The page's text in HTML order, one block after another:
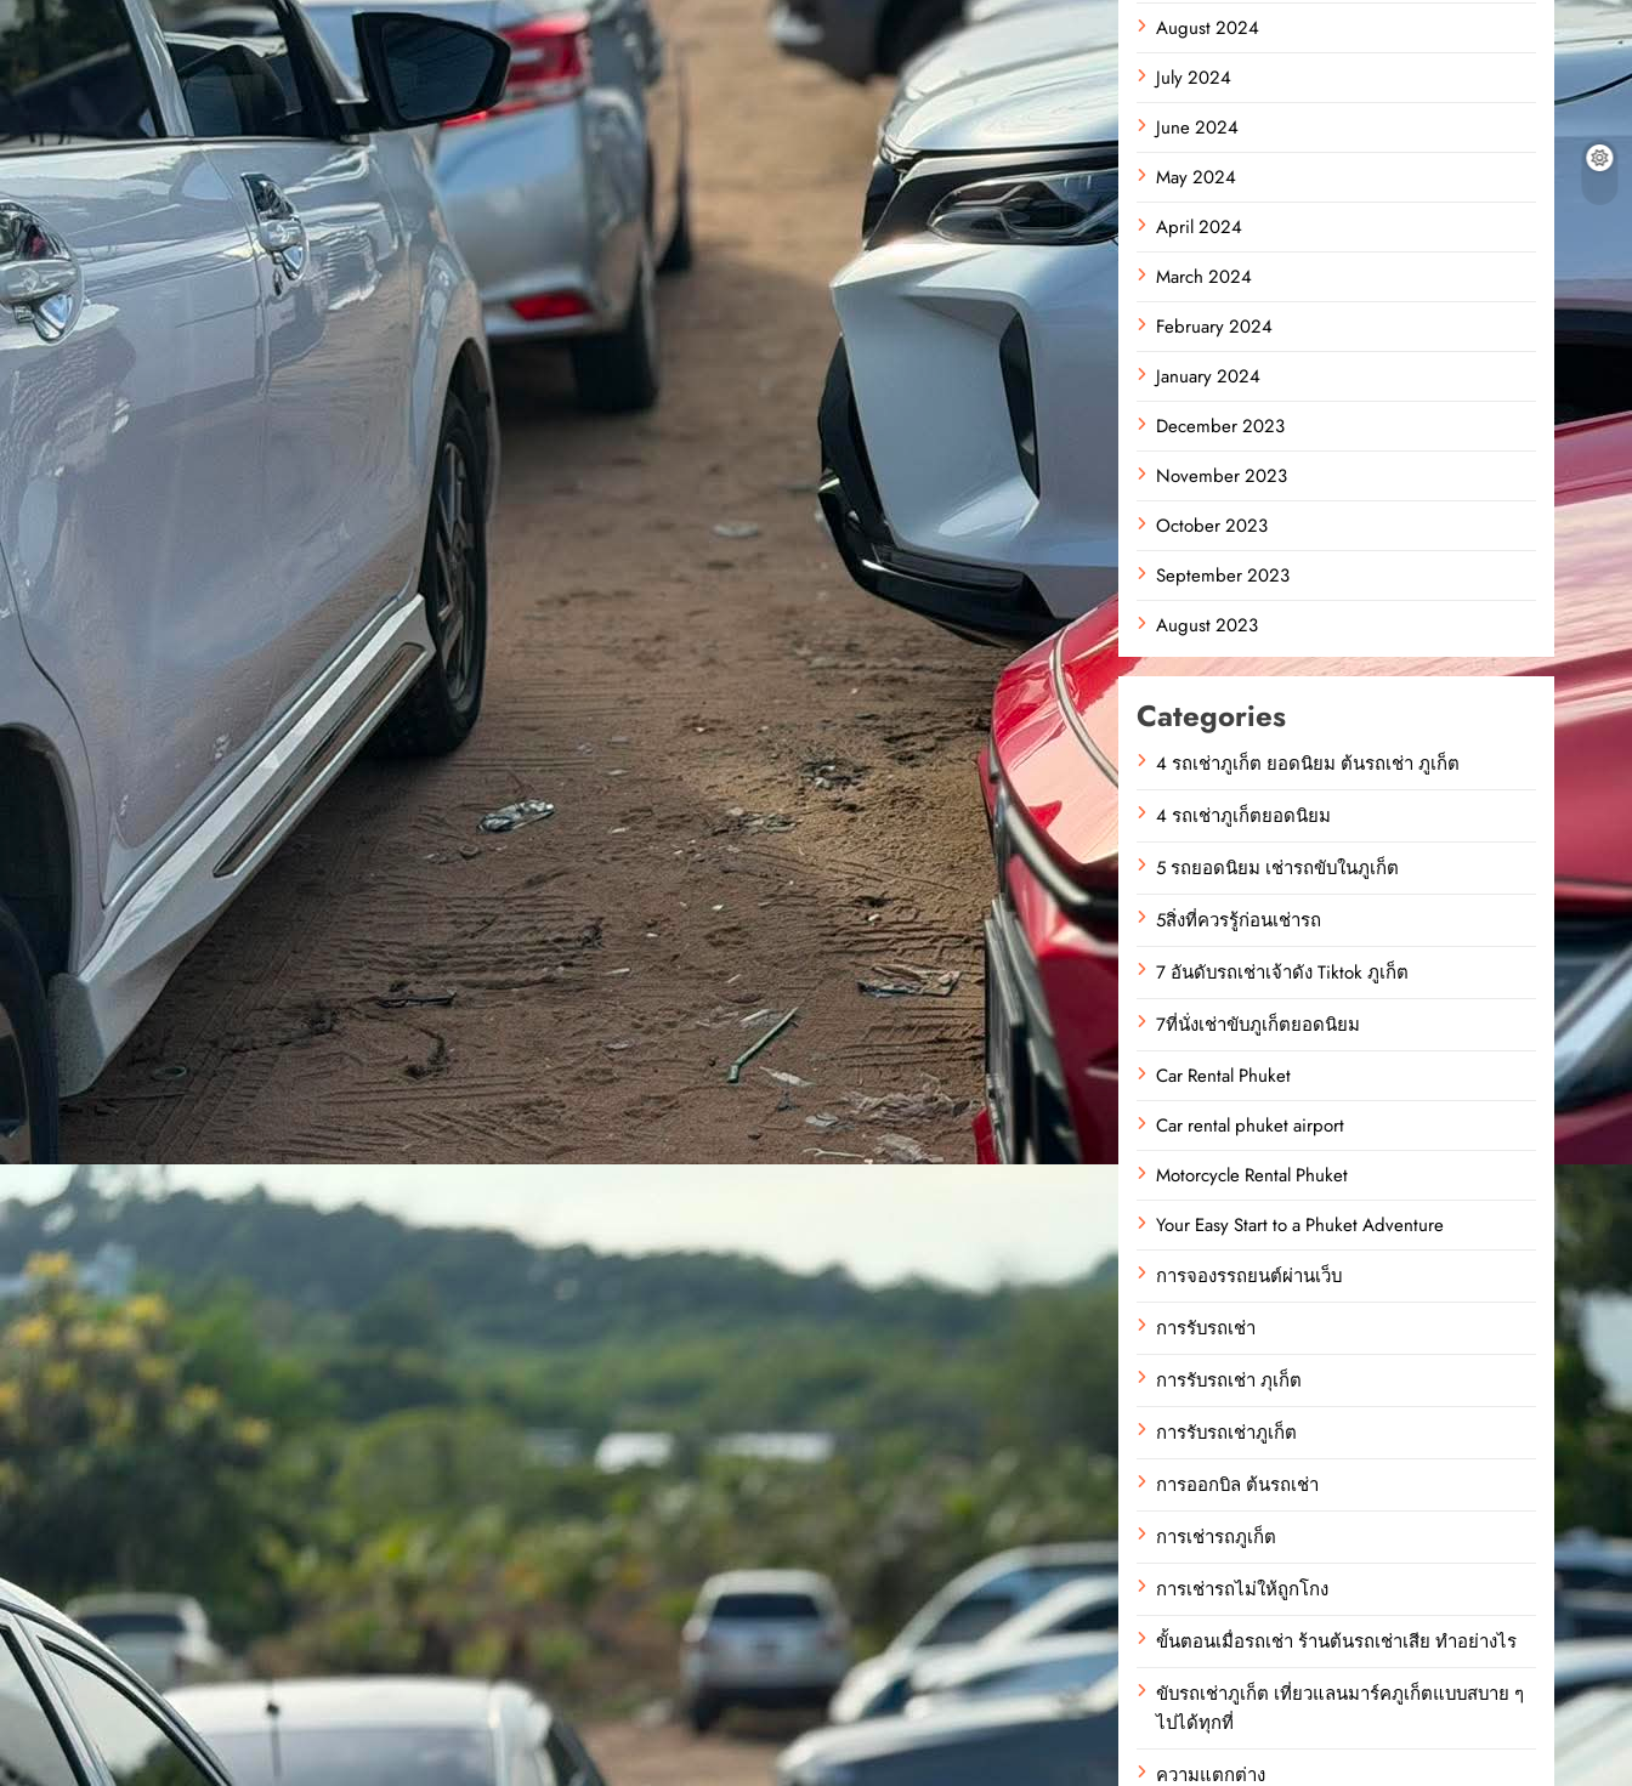
August 2024
July 2024
June 2024
May 2024
April 2024
March 2024
February 2024
January 2024
December 2023
November 2023
October 2023
September 2023
August 2023
Categories
4 รถเช่าภูเก็ต ยอดนิยม ต้นรถเช่า ภูเก็ต
4 รถเช่าภูเก็ตยอดนิยม
5 รถยอดนิยม เช่ารถขับในภูเก็ต
5สิ่งที่ควรรู้ก่อนเช่ารถ
7 อันดับรถเช่าเจ้าดัง Tiktok ภูเก็ต
7ที่นั่งเช่าขับภูเก็ตยอดนิยม
Car Rental Phuket
Car rental phuket airport
Motorcycle Rental Phuket
Your Easy Start to a Phuket Adventure
การจองรรถยนต์ผ่านเว็บ
การรับรถเช่า
การรับรถเช่า ภุเก็ต
การรับรถเช่าภูเก็ต
การออกบิล ต้นรถเช่า
การเช่ารถภูเก็ต
การเช่ารถไม่ให้ถูกโกง
ขั้นตอนเมื่อรถเช่า ร้านต้นรถเช่าเสีย ทำอย่างไร
ขับรถเช่าภูเก็ต เที่ยวแลนมาร์คภูเก็ตแบบสบาย ๆ
ไปได้ทุกที่
ความแตกต่าง